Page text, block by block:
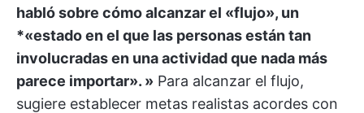
habló sobre cómo alcanzar el «flujo», un
*«estado en el que las personas están tan
involucradas en una actividad que nada más
parece importar». » Para alcanzar el flujo,
sugiere establecer metas realistas acordes con